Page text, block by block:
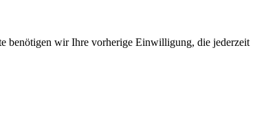
benötigen wir Ihre vorherige Einwilligung, die jederzeit